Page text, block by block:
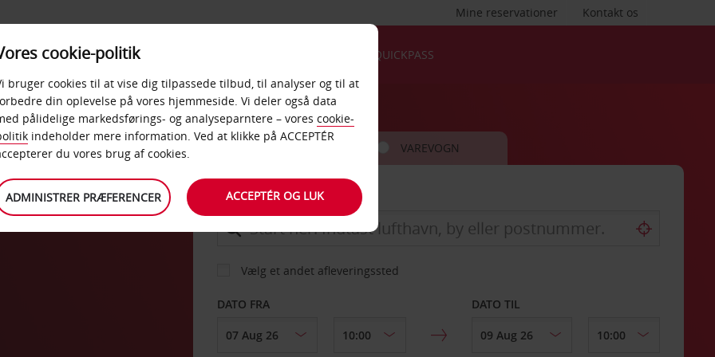
Kontakt os
Mine reservationer
PRODUKTER &
KONTORER
QUICKPASS
BIL VAREVOGN
AFHENT FRA
Vælg et andet afleveringssted
DATO FRA DATO TIL
cookie-politik
bruger cookies til at vise dig tilpassede tilbud, til analyser og til at
din oplevelse på vores hjemmeside. Vi deler også data
pålidelige markedsførings- og analyseparntere – vores cookie-
indeholder mere information. Ved at klikke på ACCEPTÉR
du vores brug af cookies.
ADMINISTRER PRÆFERENCER ACCEPTÉR OG LUK